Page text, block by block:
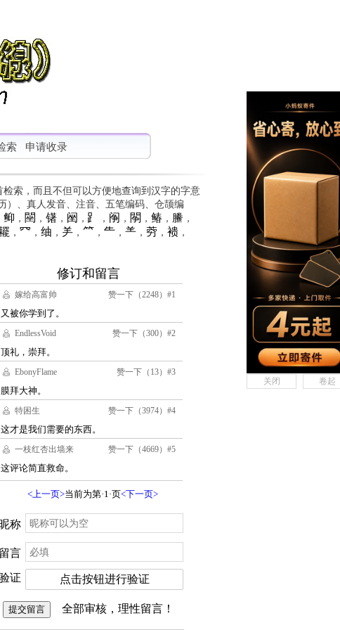
索 申请收录
检索，而且不但可以方便地查询到汉字的字意
）、真人发音、注音、五笔编码、仓颉编
䲟 ， 䦟 ， 䦃， 䦷 ， ⻊ ， 䦶 ， 䦛 ， 䲠 ， 䲢 ，
， ⺳ ， 䌷 ， ⺶， ⺮ ， ⺧， ⺷， 䓖， 䙌，
关闭 卷起